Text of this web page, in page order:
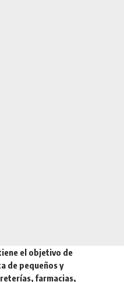
el objetivo de
de pequeños y
farmacias,